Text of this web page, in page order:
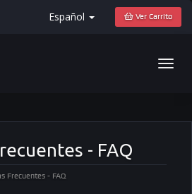
Español Ver Carrito
- FAQ
Frecuentes - FAQ